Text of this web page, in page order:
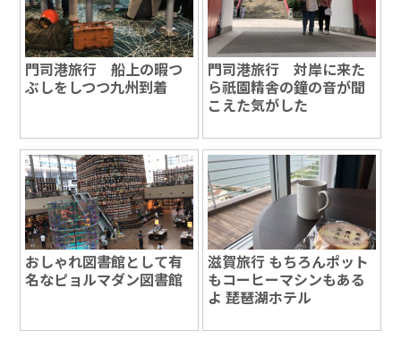
門司港旅行 船上の暇つ
ぶしをしつつ九州到着
門司港旅行 対岸に来た
ら祇園精舎の鐘の音が聞
こえた気がした
おしゃれ図書館として有
名なピョルマダン図書館
滋賀旅行 もちろんポット
もコーヒーマシンもある
よ 琵琶湖ホテル